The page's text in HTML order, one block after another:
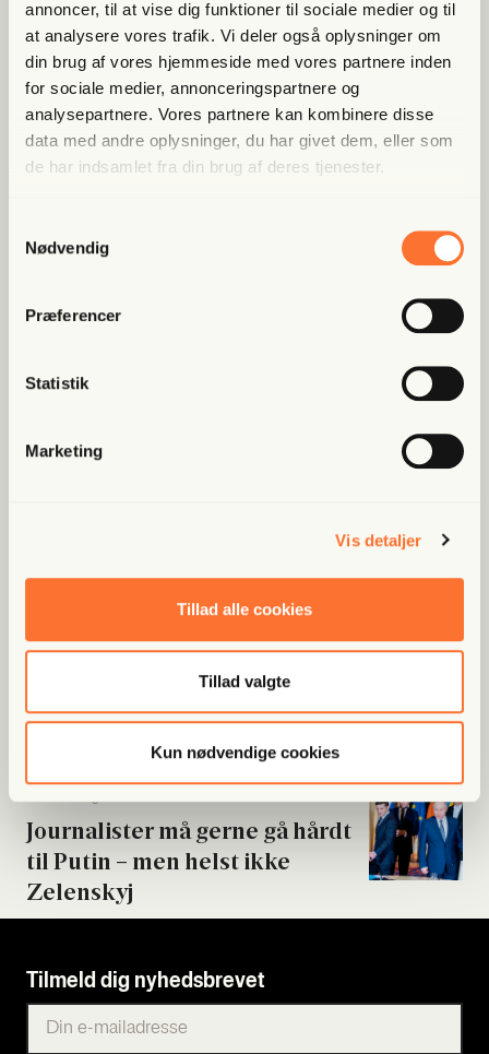
annoncer, til at vise dig funktioner til sociale medier og til
at analysere vores trafik. Vi deler også oplysninger om
din brug af vores hjemmeside med vores partnere inden
for sociale medier, annonceringspartnere og
analysepartnere. Vores partnere kan kombinere disse
data med andre oplysninger, du har givet dem, eller som
de har indsamlet fra din brug af deres tjenester.
Nødvendig
Præferencer
Statistik
Marketing
Vis detaljer
Tillad alle cookies
Tillad valgte
Kun nødvendige cookies
Allerede medlem?Log ind her.
Han var strå­mand i rock­er­re­la­
kland mener, at Ukrai­ne stod
bag – men i...
Jour­na­li­ster må ger­ne gå hårdt
til Putin – men helst ikke
Zelen­skyj
Tilmeld dig nyhedsbrevet